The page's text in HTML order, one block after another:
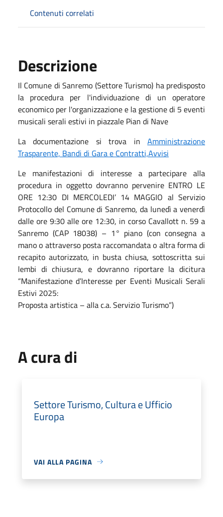
Contenuti correlati
Descrizione
Il Comune di Sanremo (Settore Turismo) ha predisposto
la procedura per l'individuazione di un operatore
economico per l'organizzazione e la gestione di 5 eventi
musicali serali estivi in piazzale Pian di Nave
La documentazione si trova in Amministrazione
Trasparente, Bandi di Gara e Contratti,Avvisi
Le manifestazioni di interesse a partecipare alla
procedura in oggetto dovranno pervenire ENTRO LE
ORE 12:30 DI MERCOLEDI’ 14 MAGGIO al Servizio
Protocollo del Comune di Sanremo, da lunedì a venerdì
dalle ore 9:30 alle ore 12:30, in corso Cavallott n. 59 a
Sanremo (CAP 18038) – 1° piano (con consegna a
mano o attraverso posta raccomandata o altra forma di
recapito autorizzato, in busta chiusa, sottoscritta sui
lembi di chiusura, e dovranno riportare la dicitura
“Manifestazione d’Interesse per Eventi Musicali Serali
Estivi 2025:
Proposta artistica – alla c.a. Servizio Turismo”)
A cura di
Settore Turismo, Cultura e Ufficio
Europa
VAI ALLA PAGINA